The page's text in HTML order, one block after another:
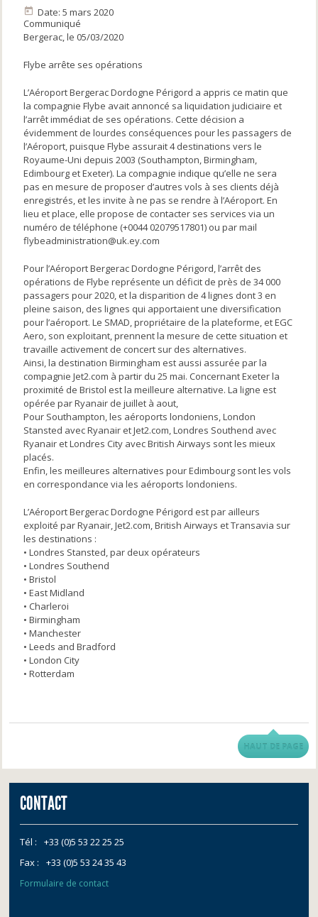
Date: 5 mars 2020
Communiqué
Bergerac, le 05/03/2020
Flybe arrête ses opérations
L’Aéroport Bergerac Dordogne Périgord a appris ce matin que
la compagnie Flybe avait annoncé sa liquidation judiciaire et
l’arrêt immédiat de ses opérations. Cette décision a
évidemment de lourdes conséquences pour les passagers de
l’Aéroport, puisque Flybe assurait 4 destinations vers le
Royaume-Uni depuis 2003 (Southampton, Birmingham,
Edimbourg et Exeter). La compagnie indique qu’elle ne sera
pas en mesure de proposer d’autres vols à ses clients déjà
enregistrés, et les invite à ne pas se rendre à l’Aéroport. En
lieu et place, elle propose de contacter ses services via un
numéro de téléphone (+0044 02079517801) ou par mail
flybeadministration@uk.ey.com
Pour l’Aéroport Bergerac Dordogne Périgord, l’arrêt des
opérations de Flybe représente un déficit de près de 34 000
passagers pour 2020, et la disparition de 4 lignes dont 3 en
pleine saison, des lignes qui apportaient une diversification
pour l’aéroport. Le SMAD, propriétaire de la plateforme, et EGC
Aero, son exploitant, prennent la mesure de cette situation et
travaille activement de concert sur des alternatives.
Ainsi, la destination Birmingham est aussi assurée par la
compagnie Jet2.com à partir du 25 mai. Concernant Exeter la
proximité de Bristol est la meilleure alternative. La ligne est
opérée par Ryanair de juillet à aout,
Pour Southampton, les aéroports londoniens, London
Stansted avec Ryanair et Jet2.com, Londres Southend avec
Ryanair et Londres City avec British Airways sont les mieux
placés.
Enfin, les meilleures alternatives pour Edimbourg sont les vols
en correspondance via les aéroports londoniens.
L’Aéroport Bergerac Dordogne Périgord est par ailleurs
exploité par Ryanair, Jet2.com, British Airways et Transavia sur
les destinations :
• Londres Stansted, par deux opérateurs
• Londres Southend
• Bristol
• East Midland
• Charleroi
• Birmingham
• Manchester
• Leeds and Bradford
• London City
• Rotterdam
HAUT DE PAGE
CONTACT
Tél :
+33 (0)5 53 22 25 25
Fax :
+33 (0)5 53 24 35 43
Formulaire de contact